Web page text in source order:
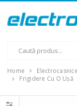
Home
Frigidere Cu O Ușă